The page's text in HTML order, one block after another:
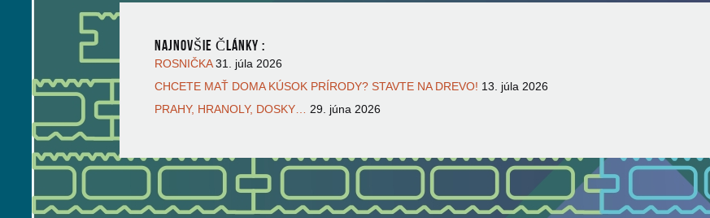
NAJNOVŠIE ČLÁNKY :
ROSNIČKA 31. júla 2026
CHCETE MAŤ DOMA KÚSOK PRÍRODY? STAVTE NA DREVO! 13. júla 2026
PRAHY, HRANOLY, DOSKY…
29. júna 2026